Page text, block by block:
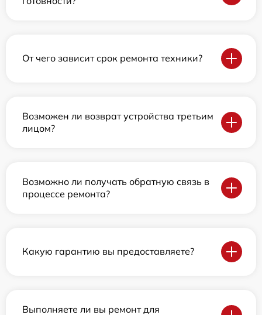
От чего зависит срок ремонта техники?
Возможен ли возврат устройства третьим
лицом?
Возможно ли получать обратную связь в
процессе ремонта?
Какую гарантию вы предоставляете?
Выполняете ли вы ремонт для